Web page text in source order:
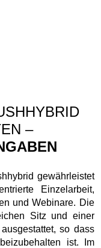
–
gewährleistet
Einzelarbeit,
und Webinare. Die
Sitz und einer
so dass
ist. Im